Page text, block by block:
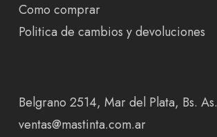
Como comprar
Politica de cambios y devoluciones
Belgrano 2514, Mar del Plata, Bs. As.
ventas@mastinta.com.ar